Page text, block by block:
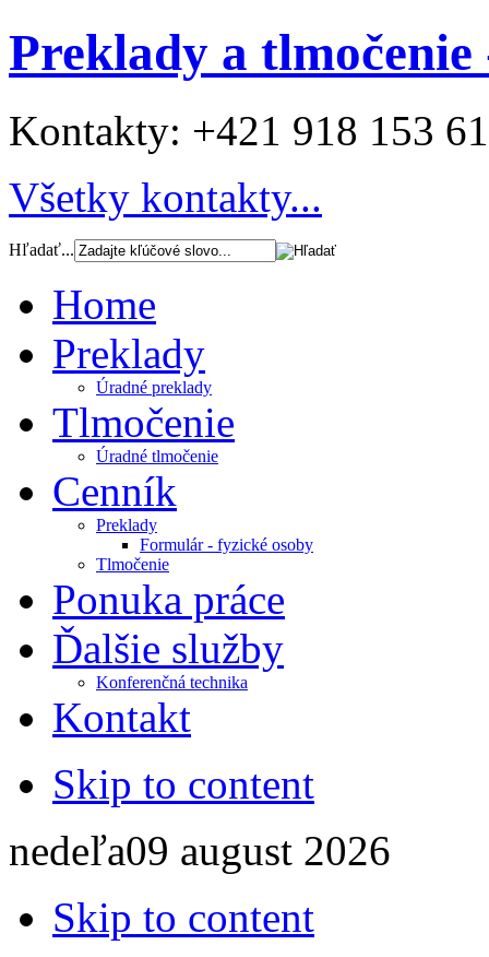
Preklady a
Kontakty: +421 918 153
Všetky kontakty...
Hľadať...
Home
Preklady
Úradné preklady
Tlmočenie
Úradné tlmočenie
Cenník
Preklady
Formulár - fyzické osoby
Tlmočenie
Ponuka práce
Ďalšie služby
Konferenčná technika
Kontakt
Skip to content
nedeľa09 august 2026
Skip to content